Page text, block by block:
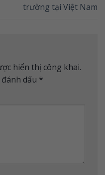
trường tại Việt Nam
hiển thị công khai.
dấu *